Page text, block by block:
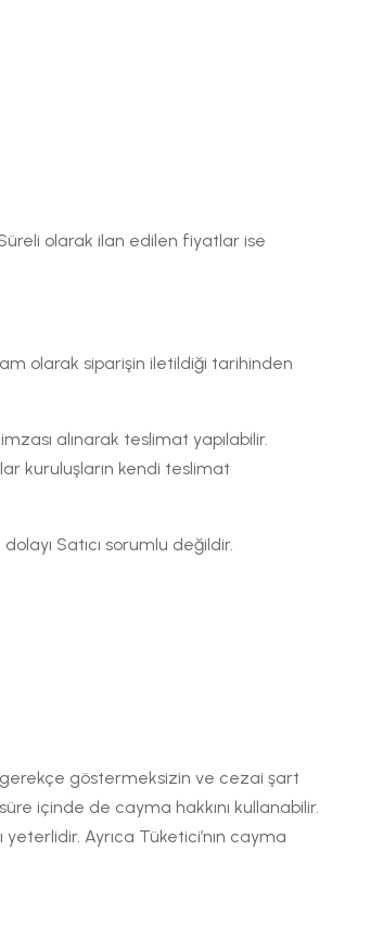
olarak ilan edilen fiyatlar ise
olarak siparişin iletildiği tarihinden
alınarak teslimat yapılabilir.
kuruluşların kendi teslimat
Satıcı sorumlu değildir.
gerekçe göstermeksizin ve cezai şart
içinde de cayma hakkını kullanabilir.
yeterlidir. Ayrıca Tüketici’nın cayma